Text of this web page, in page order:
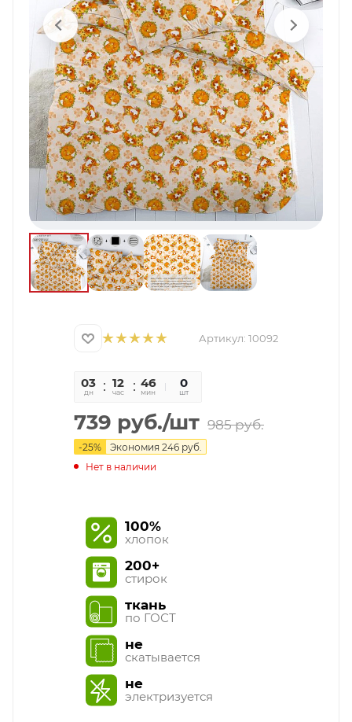
Артикул: 10092
03
дн
12
час
46
мин
46
сек
0
шт
739 руб./шт 985руб.
-25% Экономия 246 руб.
Нет в наличии
100%
хлопок
200+
стирок
ткань
по ГОСТ
не
скатывается
не
электризуется